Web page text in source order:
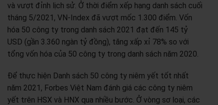
và vượt đỉnh lịch sử. Ở thời điểm xếp hạng danh sách cuối
tháng 5/2021, VN-Index đã vượt mốc 1.300 điểm. Vốn
hóa 50 công ty trong danh sách 2021 đạt đến 145 tỷ
USD (gần 3.360 ngàn tỷ đồng), tăng xấp xỉ 78% so với
tổng vốn hóa của 50 công ty trong danh sách năm 2020.
Để thực hiện Danh sách 50 công ty niêm yết tốt nhất
năm 2021, Forbes Việt Nam đánh giá các công ty niêm
yết trên HSX và HNX qua nhiều bước. Ở vòng sơ loại, các